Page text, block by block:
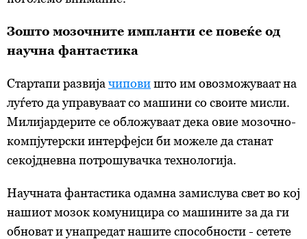
Зошто мозочните импланти се повеќе од
научна фантастика
Стартапи развија чиповишто им овозможуваат на
луѓето да управуваат со машини со своите мисли.
Милијардерите се обложуваат дека овие мозочно-
компјутерски интерфејси би можеле да станат
секојдневна потрошувачка технологија.
Научната фантастика одамна замислува свет во кој
нашиот мозок комуницира со машините за да ги
обноват и унапредат нашите способности - сетете